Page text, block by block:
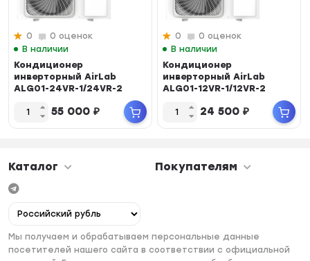
0
0 оценок
В наличии
Кондиционер
инверторный AirLab
ALG01-24VR-1/24VR-2
от-15°до...55 000 ₽
0
0 оценок
В наличии
Кондиционер
инверторный AirLab
ALG01-12VR-1/12VR-2
от-15°до...24 500 ₽
Каталог Покупателям
Мы получаем и обрабатываем персональные данные
посетителей нашего сайта в соответствии с официальной